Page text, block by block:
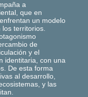
a
que en
un modelo
territorios.
de
y el
identitaria, con una
De esta forma
al desarrollo,
y las